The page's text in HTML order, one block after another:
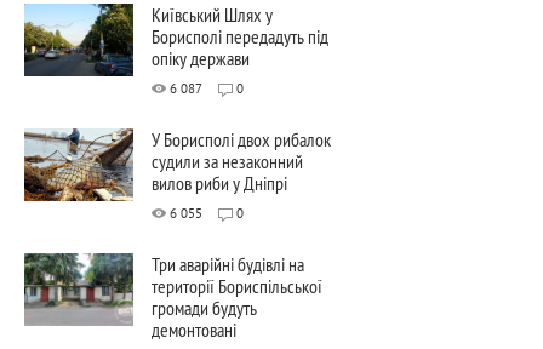
Київський Шлях у
Борисполі передадуть під
опіку держави
6 087 0
У Борисполі двох рибалок
судили за незаконний
вилов риби у Дніпрі
6 055 0
Три аварійні будівлі на
території Бориспільської
громади будуть
демонтовані